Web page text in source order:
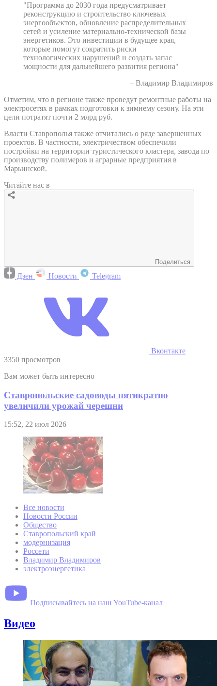
"Программа до 2030 года предусматривает
реконструкцию и строительство ключевых
энергообъектов, обновление распределительных
сетей и усиление материально-технической базы
энергетиков. Это инвестиции в будущее края,
которые помогут сократить риски
технологических нарушений и создать запас
мощности для дальнейшего развития региона"
– Владимир Владимиров
Отметим, что в регионе также проведут ремонтные работы на
электросетях в рамках подготовки к зимнему сезону. На эти
цели потратят почти 2 млрд руб.
Власти Ставрополья также отчитались о ряде завершенных
проектов. В частности, электричеством обеспечили
постройки на территории туристического кластера, завода по
производству полимеров и аграрные предприятия в
Марьинской.
Читайте нас в
Поделиться
Дзен Новости Telegram
Вконтакте
3350 просмотров
Вам может быть интересно
Ставропольские садоводы пятикратно
увеличили урожай черешни
15:52, 22 июл 2026
Все новости
Новости России
Общество
Ставропольский край
модернизация
Россети
Владимир Владимиров
электроэнергетика
Подписывайтесь на наш YouTube-канал
Видео